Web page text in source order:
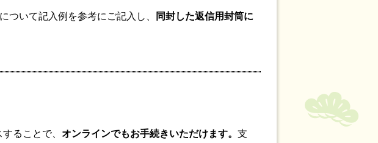
ついて記入例を参考にご記入し、
同封した返信用封筒に
ることで、 オンラインでもお手続きいただけます。 支